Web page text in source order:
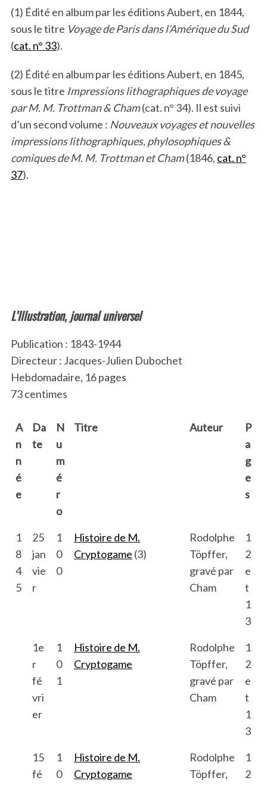
(1) Édité en album par les éditions Aubert, en 1844,
sous le titre Voyage de Paris dans l’Amérique du Sud
(cat. n° 33).
(2) Édité en album par les éditions Aubert, en 1845,
sous le titre Impressions lithographiques de voyage
par M. M. Trottman & Cham(cat. n° 34). Il est suivi
d’un second volume : Nouveaux voyages et nouvelles
impressions lithographiques, phylosophiques&
comiques de M. M. Trottman et Cham(1846, cat. n°
37).
L’Illustration, journal universel
Publication : 1843-1944
Directeur : Jacques-Julien Dubochet
Hebdomadaire, 16 pages
73 centimes
A
n
n
é
e
Da
te
N
u
m
é
r
o
Titre Auteur
P
a
g
e
s
1
8
4
5
25
jan
vie
r
1
0
0
Histoire de M.
Cryptogame (3)
Rodolphe
Töpffer,
gravé par
Cham
1
2
e
t
1
3
1e
r
fé
vri
er
1
0
1
Histoire de M.
Cryptogame
Rodolphe
Töpffer,
gravé par
Cham
1
2
e
t
1
3
15
fé
1
0
Histoire de M.
Cryptogame
Rodolphe
Töpffer,
1
2